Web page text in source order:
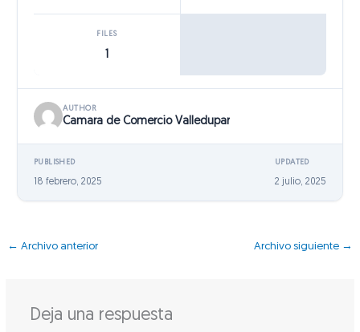
FILES
AUTHOR
Camara de Comercio Valledupar
PUBLISHED
18 febrero, 2025
UPDATED
2 julio, 2025
← Archivo anterior Archivo siguiente →
Deja una respuesta